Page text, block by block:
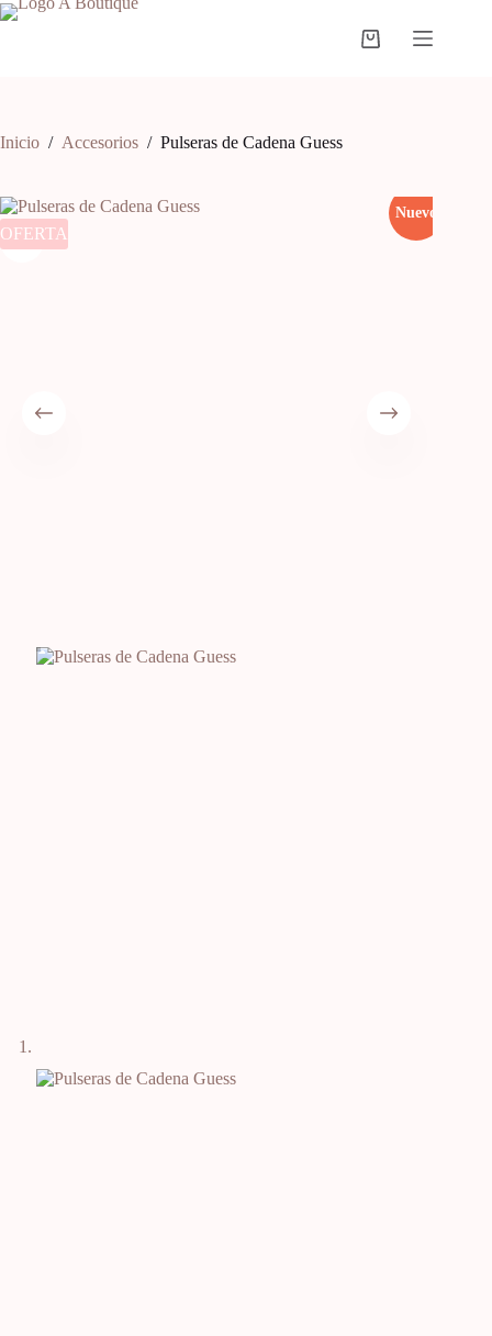
Inicio / Accesorios / Pulseras de Cadena Guess
OFERTA
Nuevo